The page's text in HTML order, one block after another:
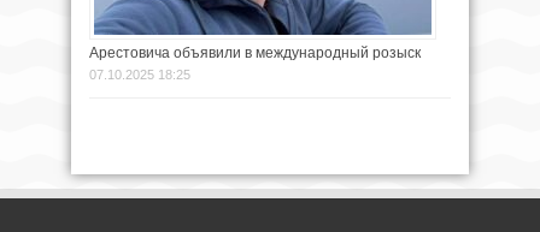
Арестовича объявили в международный розыск
07.10.2025 18:25